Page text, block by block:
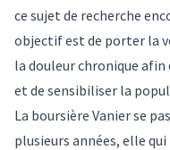
ce sujet de recherche
objectif est de porter la
la douleur chronique
et de sensibiliser la
La boursière Vanier se
plusieurs années, elle